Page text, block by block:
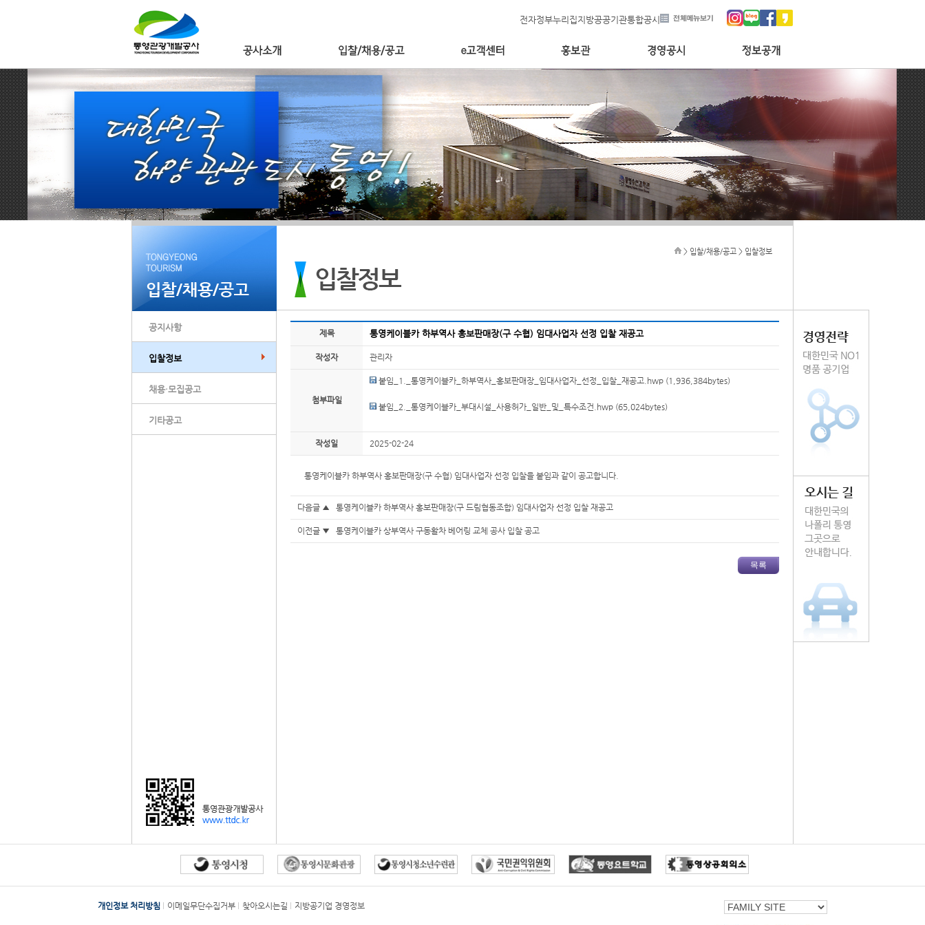
전자정부누리집지방공공기관통합공시
공지사항
입찰정보
채용·모집공고
기타공고
> 입찰/채용/공고 > 입찰정보
제목 통영케이블카 하부역사 홍보판매장(구 수협) 임대사업자 선정 입찰 재공고
작성자 관리자
첨부파일
붙임_1._통영케이블카_하부역사_홍보판매장_임대사업자_선정_입찰_재공고.hwp (1,936,384bytes)
붙임_2._통영케이블카_부대시설_사용허가_일반_및_특수조건.hwp (65,024bytes)
작성일 2025-02-24
통영케이블카 하부역사 홍보판매장(구 수협) 임대사업자 선정 입찰을 붙임과 같이 공고합니다.
다음글 ▲ 통영케이블카 하부역사 홍보판매장(구 드림협동조합) 임대사업자 선정 입찰 재공고
이전글 ▼ 통영케이블카 상부역사 구동활차 베어링 교체 공사 입찰 공고
개인정보 처리방침 이메일무단수집거부 찾아오시는길 지방공기업 경영정보